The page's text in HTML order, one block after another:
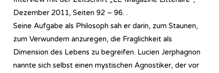
Dezember 2011, Seiten 92 – 96. .
Seine Aufgabe als Philosoph sah er darin, zum Staunen,
zum Verwundern anzuregen, die Fraglichkeit als
Dimension des Lebens zu begreifen. Lucien Jerphagnon
nannte sich selbst einen mystischen Agnostiker, der vor